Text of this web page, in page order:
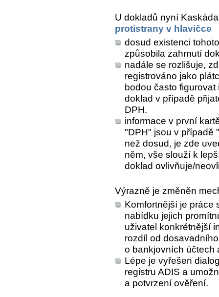
U dokladů nyní
protistrany v hlavičce
dosud existenci
způsobila zahrnutí
nadále se rozlišuje,
registrováno jako
bodou často
doklad v případě
DPH.
informace v první
"DPH" jsou v případě
než dosud, je zde
něm, vše slouží k
doklad ovlivňuje/
Výrazně je změněn
Komfortnější je práce
nabídku jejich
uživatel konkrétnější
rozdíl od
o bankjovních účtech
Lépe je vyřešen
registru ADIS a
a potvrzení ověření.